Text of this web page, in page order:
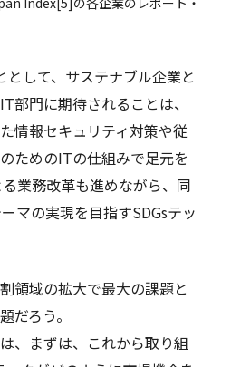
して、サステナブル企業と
部門に期待されることは、
情報セキュリティ対策や従
ためのITの仕組みで足元を
業務改革も進めながら、同
マの実現を目指すSDGsテッ
領域の拡大で最大の課題と
だろう。
、まずは、これから取り組